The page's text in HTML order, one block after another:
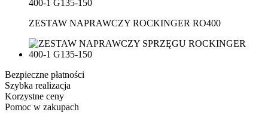
400-1 G135-150
ZESTAW NAPRAWCZY ROCKINGER RO400
Bezpieczne płatności
Szybka realizacja
Korzystne ceny
Pomoc w zakupach